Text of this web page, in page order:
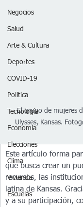
Negocios
Salud
Arte & Cultura
Deportes
COVID-19
Política
Tecnología
Economía
Elecciones
Clima
Vivienda
Escuelas
El grupo de mujeres
Ulysses, Kansas.
Este artículo forma
que busca crear un
recursos, las
latina de Kansas.
y a su participación,